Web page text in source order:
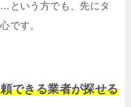
という方でも、先にタ
です。
できる業者が探せる